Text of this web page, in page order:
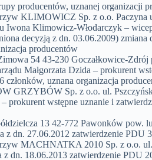
producentów, uznanej organizacji
KLIMOWICZ Sp. z o.o.
Klimowicz-Włodarczyk –
decyzją z dn. 03.06.2009)
producentów
54 43-230 Goczałkowice-Zdrój
Małgorzata Dzida – prokurent
członków, uznana organizacja
Sp. z o.o. ul.
prokurent wstępne uznanie i
13 42-772 Pawonków pow.
z dn. 27.06.2012 zatwierdzenie PDU
MACHNATKA 2010 Sp. z o.o. ul.
dn. 18.06.2013 zatwierdzenie PDU